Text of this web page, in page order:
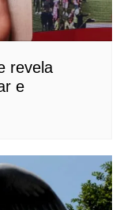
revela
e